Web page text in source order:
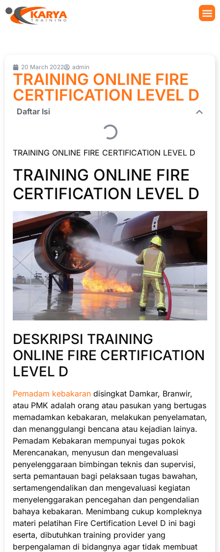
20 March 2022 admin
TRAINING ONLINE FIRE
CERTIFICATION LEVEL D
Daftar Isi
TRAINING ONLINE FIRE CERTIFICATION LEVEL D
TRAINING ONLINE FIRE
CERTIFICATION LEVEL D
DESKRIPSI TRAINING
ONLINE FIRE CERTIFICATION
LEVEL D
Pemadam kebakaran disingkat Damkar, Branwir,
atau PMK adalah orang atau pasukan yang bertugas
memadamkan kebakaran, melakukan penyelamatan,
dan menanggulangi bencana atau kejadian lainya.
Pemadam Kebakaran mempunyai tugas pokok
Merencanakan, menyusun dan mengevaluasi
penyelenggaraan bimbingan teknis dan supervisi,
serta pemantauan bagi pelaksaan tugas bawahan,
sertamengendalikan dan mengevaluasi kegiatan
menyelenggarakan pencegahan dan pengendalian
bahaya kebakaran. Menimbang cukup kompleknya
materi pelatihan Fire Certification Level D ini bagi
eserta, dibutuhkan training provider yang
berpengalaman di bidangnya agar tidak membuat